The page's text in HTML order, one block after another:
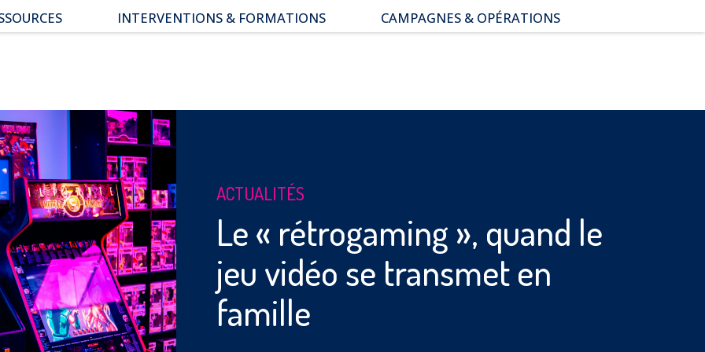
INTERVENTIONS & FORMATIONS
CAMPAGNES & OPÉRATIONS
ACTUALITÉS
Le « rétrogaming », quand le
jeu vidéo se transmet en
famille